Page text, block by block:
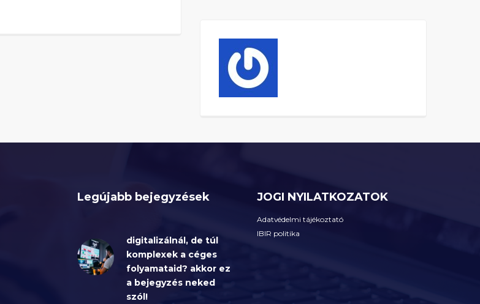
Legújabb bejegyzések
digitalizálnál, de túl
komplexek a céges
folyamataid? akkor ez
a bejegyzés neked
szól!
JOGI NYILATKOZATOK
Adatvédelmi tájékoztató
IBIR politika